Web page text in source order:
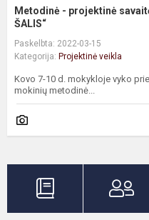
Metodinė - projektinė
ŠALIS“
Paskelbta: 2022-03-15
Kategorija: Projektinė veikla
Kovo 7-10 d. mokykloje vyko
mokinių metodinė...